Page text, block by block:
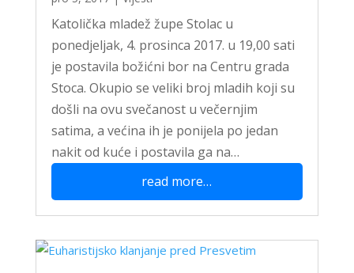
Katolička mladež župe Stolac u
ponedjeljak, 4. prosinca 2017. u 19,00 sati
je postavila božićni bor na Centru grada
Stoca. Okupio se veliki broj mladih koji su
došli na ovu svečanost u večernjim
satima, a većina ih je ponijela po jedan
nakit od kuće i postavila ga na…
read more…